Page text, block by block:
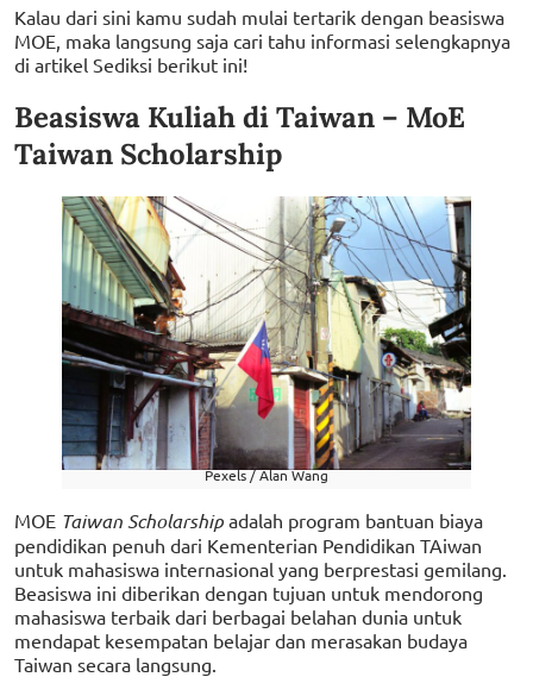
Kalau dari sini kamu sudah mulai tertarik dengan beasiswa
MOE, maka langsung saja cari tahu informasi selengkapnya
di artikel Sediksi berikut ini!
Beasiswa Kuliah di Taiwan – MoE
Taiwan Scholarship
Pexels / Alan Wang
MOE Taiwan Scholarship adalah program bantuan biaya
pendidikan penuh dari Kementerian Pendidikan TAiwan
untuk mahasiswa internasional yang berprestasi gemilang.
Beasiswa ini diberikan dengan tujuan untuk mendorong
mahasiswa terbaik dari berbagai belahan dunia untuk
mendapat kesempatan belajar dan merasakan budaya
Taiwan secara langsung.